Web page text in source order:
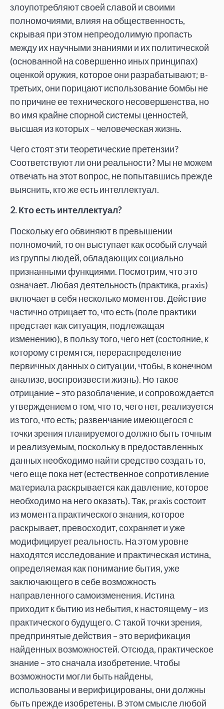
злоупотребляют своей славой и своими
полномочиями, влияя на общественность,
скрывая при этом непреодолимую пропасть
между их научными знаниями и их политической
(основанной на совершенно иных принципах)
оценкой оружия, которое они разрабатывают; в-
третьих, они порицают использование бомбы не
по причине ее технического несовершенства, но
во имя крайне спорной системы ценностей,
высшая из которых – человеческая жизнь.
Чего стоят эти теоретические претензии?
Соответствуют ли они реальности? Мы не можем
отвечать на этот вопрос, не попытавшись прежде
выяснить, кто же есть интеллектуал.
2. Кто есть интеллектуал?
Поскольку его обвиняют в превышении
полномочий, то он выступает как особый случай
из группы людей, обладающих социально
признанными функциями. Посмотрим, что это
означает. Любая деятельность (практика, praxis)
включает в себя несколько моментов. Действие
частично отрицает то, что есть (поле практики
предстает как ситуация, подлежащая
изменению), в пользу того, чего нет (состояние, к
которому стремятся, перераспределение
первичных данных о ситуации, чтобы, в конечном
анализе, воспроизвести жизнь). Но такое
отрицание – это разоблачение, и сопровождается
утверждением о том, что то, чего нет, реализуется
из того, что есть; развенчание имеющегося с
точки зрения планируемого должно быть точным
и реализуемым, поскольку в предоставленных
данных необходимо найти средство создать то,
чего еще пока нет (естественное сопротивление
материала раскрывается как давление, которое
необходимо на него оказать). Так, praxis состоит
из момента практического знания, которое
раскрывает, превосходит, сохраняет и уже
модифицирует реальность. На этом уровне
находятся исследование и практическая истина,
определяемая как понимание бытия, уже
заключающего в себе возможность
направленного самоизменения. Истина
приходит к бытию из небытия, к настоящему – из
практического будущего. С такой точки зрения,
предпринятые действия – это верификация
найденных возможностей. Отсюда, практическое
знание – это сначала изобретение. Чтобы
возможности могли быть найдены,
использованы и верифицированы, они должны
быть прежде изобретены. В этом смысле любой